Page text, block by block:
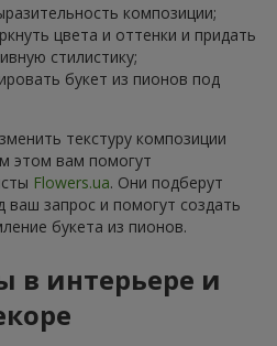
композиции;
цвета и оттенки и придать
стилистику;
букет из пионов под
текстуру композиции
этом вам помогут
Flowers.ua. Они подберут
ваш запрос и помогут создать
букета из пионов.
в интерьере и